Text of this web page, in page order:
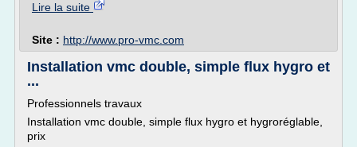
Lire la suite
Site : http://www.pro-vmc.com
Installation vmc double, simple flux hygro et
...
Professionnels travaux
Installation vmc double, simple flux hygro et hygroréglable,
prix